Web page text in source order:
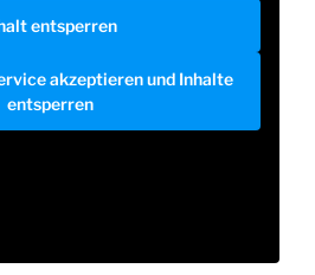
entsperren
akzeptieren und Inhalte
entsperren